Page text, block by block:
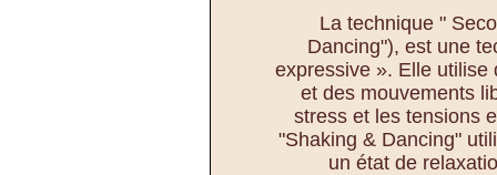
La technique "
Dancing"), est une
expressive ». Elle utilise
et des mouvements
stress et les tensions
"Shaking & Dancing"
un état de